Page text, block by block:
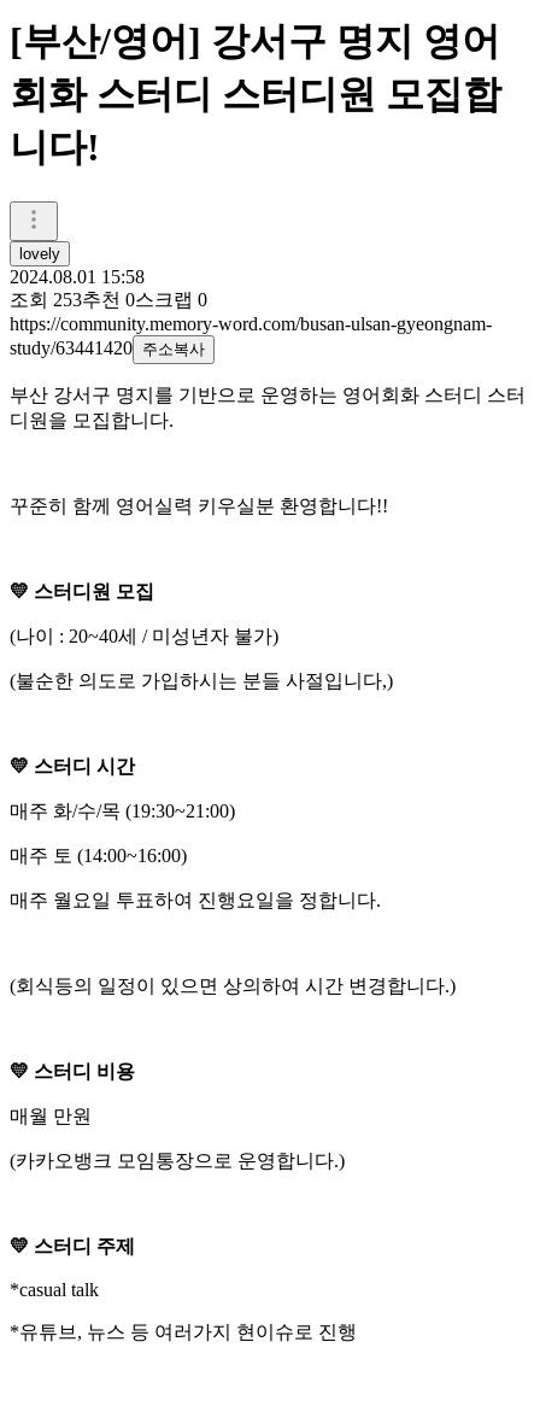
[부산/영어] 강서구 명지 영어
회화 스터디 스터디원 모집합
니다!
lovely
2024.08.01 15:58
조회 253추천 0스크랩 0
https://community.memory-word.com/busan-ulsan-gyeongnam-
study/63441420 주소복사
부산 강서구 명지를 기반으로 운영하는 영어회화 스터디 스터
디원을 모집합니다.
꾸준히 함께 영어실력 키우실분 환영합니다!!
💛 스터디원 모집
(나이 : 20~40세 / 미성년자 불가)
(불순한 의도로 가입하시는 분들 사절입니다,)
💛 스터디 시간
매주 화/수/목 (19:30~21:00)
매주 토 (14:00~16:00)
매주 월요일 투표하여 진행요일을 정합니다.
(회식등의 일정이 있으면 상의하여 시간 변경합니다.)
💛 스터디 비용
매월 만원
(카카오뱅크 모임통장으로 운영합니다.)
💛 스터디 주제
*casual talk
*유튜브, 뉴스 등 여러가지 현이슈로 진행